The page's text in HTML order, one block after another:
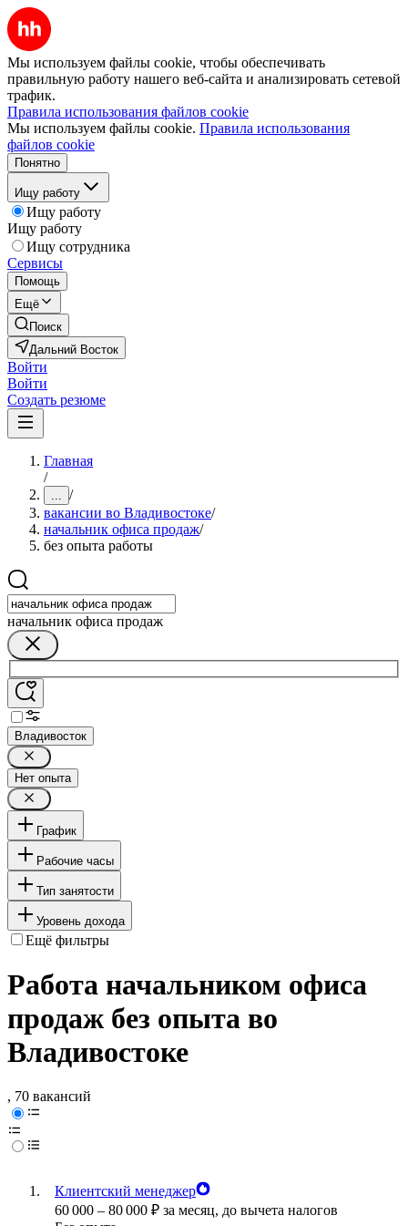
Мы используем файлы cookie, чтобы обеспечивать
правильную работу нашего веб-сайта и анализировать сетевой
трафик.
Правила использования файлов cookie
Мы используем файлы cookie. Правила использования
файлов cookie
Понятно
Ищу работу
Ищу работу
Ищу работу
Ищу сотрудника
Сервисы
Помощь
Ещё
Поиск
Дальний Восток
Войти
Войти
Создать резюме
Главная
/
... /
вакансии во Владивостоке/
начальник офиса продаж/
без опыта работы
начальник офиса продаж
Владивосток
Нет опыта
График
Рабочие часы
Тип занятости
Уровень дохода
Ещё фильтры
Работа начальником офиса
продаж без опыта во
Владивостоке
, 70 вакансий
Клиентский менеджер
60 000 – 80 000 ₽ за месяц, до вычета налогов